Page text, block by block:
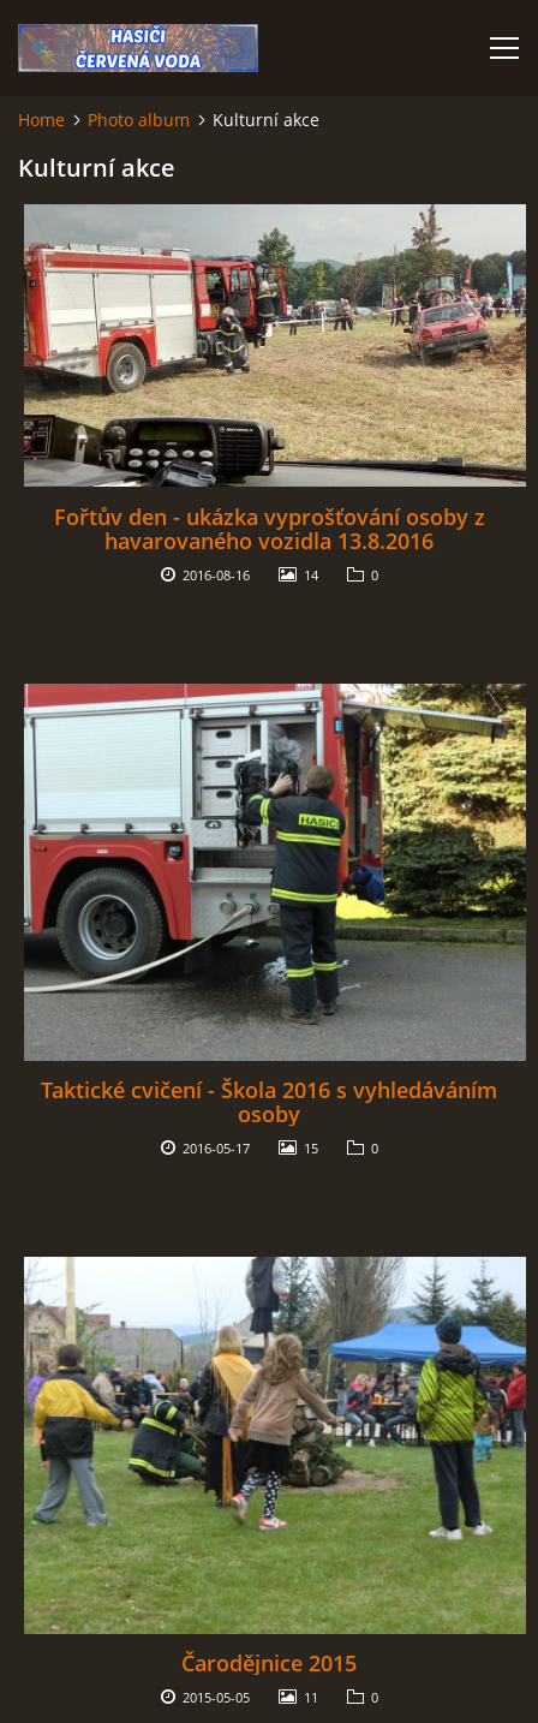
© 2026 eStránky.cz
Home Photo album Kulturní akce
Kulturní akce
Fořtův den - ukázka vyprošťování osoby z
havarovaného vozidla 13.8.2016
2016-08-16 14 0
Taktické cvičení - Škola 2016 s vyhledáváním
osoby
2016-05-17 15 0
Čarodějnice 2015
2015-05-05 11 0